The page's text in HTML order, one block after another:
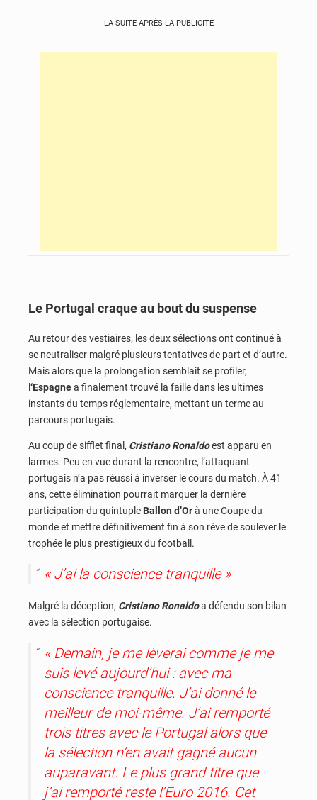
LA SUITE APRÈS LA PUBLICITÉ
Le Portugal craque au bout du suspense
Au retour des vestiaires, les deux sélections ont continué à
se neutraliser malgré plusieurs tentatives de part et d’autre.
Mais alors que la prolongation semblait se profiler,
‘Espagnea finalement trouvé la faille dans les ultimes
instants du temps réglementaire, mettant un terme au
parcours portugais.
Au coup de sifflet final, Cristiano Ronaldoest apparu en
larmes. Peu en vue durant la rencontre, l’attaquant
portugais n’a pas réussi à inverser le cours du match. À 41
ans, cette élimination pourrait marquer la dernière
participation du quintuple Ballon d’Orà une Coupe du
monde et mettre définitivement fin à son rêve de soulever le
trophée le plus prestigieux du football.
« J’ai la conscience tranquille »
Malgré la déception, Cristiano Ronaldoa défendu son bilan
avec la sélection portugaise.
« Demain, je me lèverai comme je me
suis levé aujourd’hui : avec ma
conscience tranquille. J’ai donné le
meilleur de moi-même. J’ai remporté
trois titres avec le Portugal alors que
la sélection n’en avait gagné aucun
auparavant. Le plus grand titre que
j’ai remporté reste l’Euro 2016. Cet